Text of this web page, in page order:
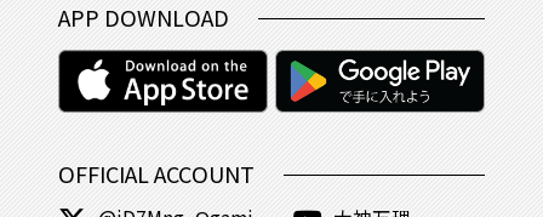
APP DOWNLOAD
OFFICIAL ACCOUNT